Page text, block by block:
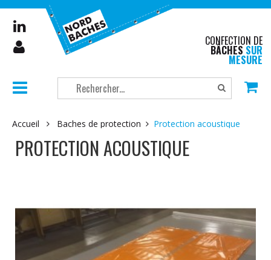
CONFECTION DE
BÂCHES SUR
MESURE
Accueil Baches de protection Protection acoustique
PROTECTION ACOUSTIQUE